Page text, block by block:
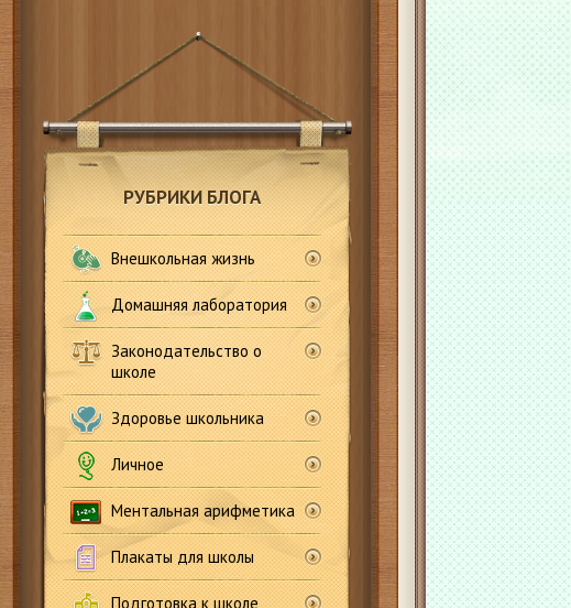
РУБРИКИ БЛОГА
Внешкольная жизнь
Домашняя лаборатория
Законодательство о
школе
Здоровье школьника
Личное
Ментальная арифметика
Плакаты для школы
Подготовка к школе